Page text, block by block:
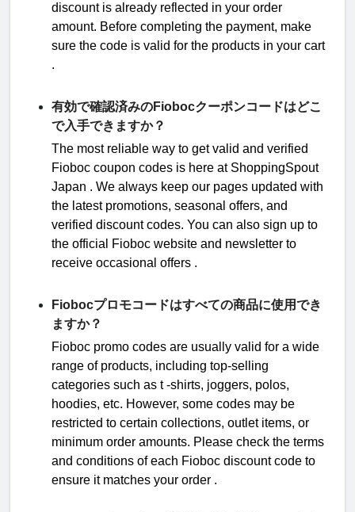
discount is already reflected in your order
amount. Before completing the payment, make
sure the code is valid for the products in your cart
.
有効で確認済みのFiobocクーポンコードはどこ
で入手できますか？
The most reliable way to getvalid and verified
Fioboc coupon codes is here at ShoppingSpout
Japan . We always keep our pages updated with
the latest promotions, seasonal offers, and
verified discount codes. You can also sign up to
the official
Fioboc website and newsletter to
receive occasional offers .
Fiobocプロモコードはすべての商品に使用でき
ますか？
Fioboc promo codes are usually valid for a wide
range of products, including top-selling
categories such as t -shirts, joggers, polos,
hoodies, etc. However, some codes may be
restricted to certain collections, outlet items, or
minimum order amounts. Please check the terms
and conditions of each Fioboc discount code to
ensure it matches your order .